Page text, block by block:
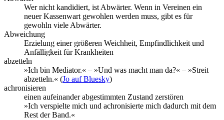
Wer nicht kandidiert, ist Abwärter. Wenn in Vereinen ein
neuer Kassenwart gewohlen werden muss, gibt es für
gewohln viele Abwärter.
Abweichung
Erzielung einer größeren Weichheit, Empfindlichkeit und
Anfälligkeit für Krankheiten
abzetteln
»Ich bin Mediator.« – »Und was macht man da?« – »Streit
abzetteln.« (Jo auf Bluesky)
achronisieren
einen aufeinander abgestimmten Zustand zerstören
»Ich verspielte mich und achronisierte mich dadurch mit dem
Rest der Band.«